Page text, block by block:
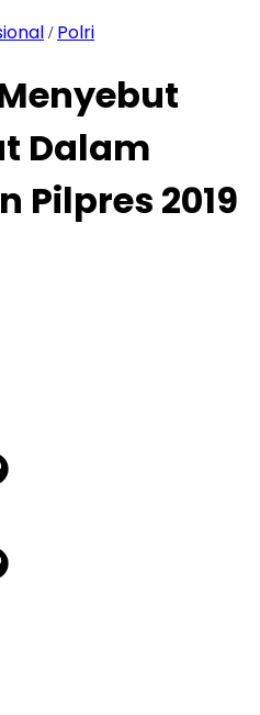
/ Polri
Dalam
Pilpres 2019